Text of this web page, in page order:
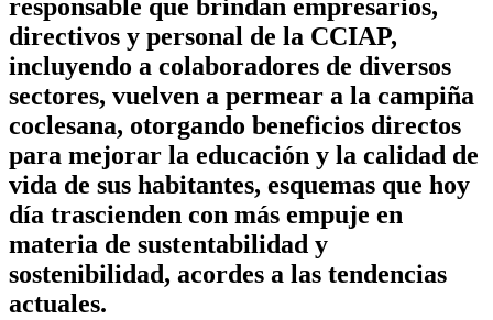
responsable que brindan empresarios,
directivos y personal de la CCIAP,
incluyendo a colaboradores de diversos
sectores, vuelven a permear a la campiña
coclesana, otorgando beneficios directos
para mejorar la educación y la calidad de
vida de sus habitantes, esquemas que hoy
día trascienden con más empuje en
materia de sustentabilidad y
sostenibilidad, acordes a las tendencias
actuales.